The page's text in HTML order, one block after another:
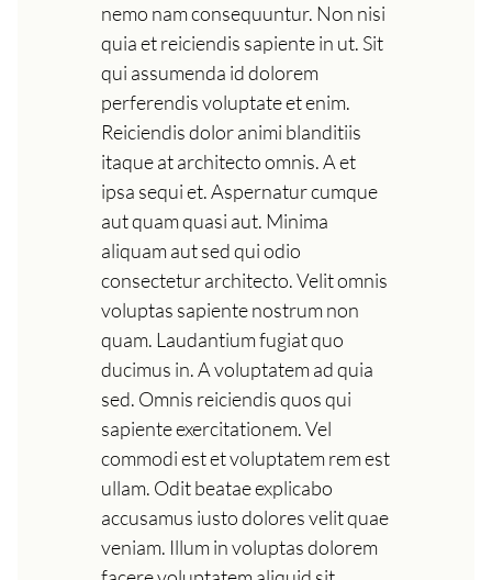
nemo nam consequuntur. Non nisi
quia et reiciendis sapiente in ut. Sit
qui assumenda id dolorem
perferendis voluptate et enim.
Reiciendis dolor animi blanditiis
itaque at architecto omnis. A et
ipsa sequi et. Aspernatur cumque
aut quam quasi aut. Minima
aliquam aut sed qui odio
consectetur architecto. Velit omnis
voluptas sapiente nostrum non
quam. Laudantium fugiat quo
ducimus in. A voluptatem ad quia
sed. Omnis reiciendis quos qui
sapiente exercitationem. Vel
commodi est et voluptatem rem est
ullam. Odit beatae explicabo
accusamus iusto dolores velit quae
veniam. Illum in voluptas dolorem